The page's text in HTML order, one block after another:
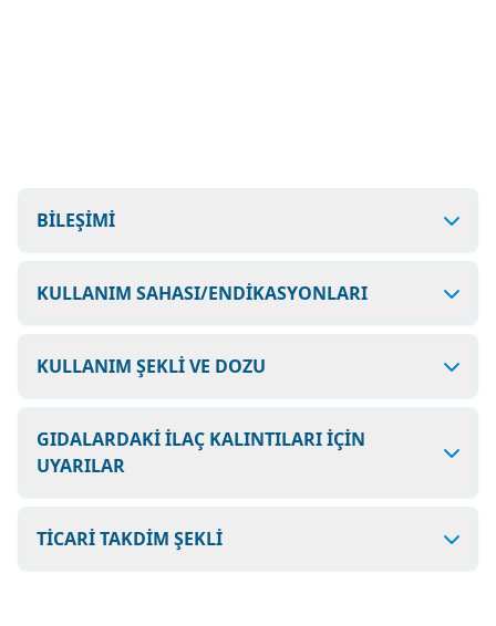
BİLEŞİMİ
KULLANIM SAHASI/ENDİKASYONLARI
KULLANIM ŞEKLİ VE DOZU
GIDALARDAKİ İLAÇ KALINTILARI İÇİN
UYARILAR
TİCARİ TAKDİM ŞEKLİ